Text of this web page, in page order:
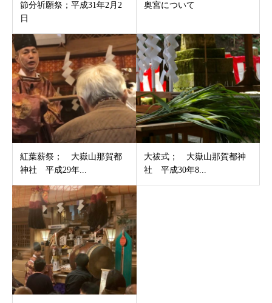
節分祈願祭；平成31年2月2
日
奥宮について
紅葉薪祭； 大嶽山那賀都
神社 平成29年...
大祓式； 大嶽山那賀都神
社 平成30年8...